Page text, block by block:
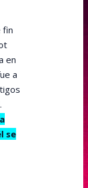
fin
en
a
se